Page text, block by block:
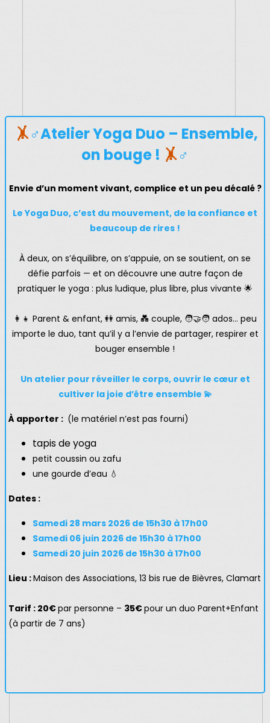
🤸♂️Atelier Yoga Duo – Ensemble,
on bouge ! 🤸♂️
Envie d’un moment vivant, complice et un peu décalé ?
Le Yoga Duo, c’est du mouvement, de la confiance et
beaucoup de rires !
À deux, on s’équilibre, on s’appuie, on se soutient, on se
défie parfois — et on découvre une autre façon de
pratiquer le yoga : plus ludique, plus libre, plus vivante 🌟
👩👧 Parent & enfant, 👭 amis, 💑 couple, 🧑🤝🧑 ados… peu
importe le duo, tant qu’il y a l’envie de partager, respirer et
bouger ensemble !
Un atelier pour réveiller le corps, ouvrir le cœur et
cultiver la joie d’être ensemble 💫
À apporter : (le matériel n’est pas fourni)
tapis de yoga
petit coussin ou zafu
une gourde d’eau 💧
Dates :
Samedi 28 mars 2026 de 15h30 à 17h00
Samedi 06 juin 2026 de 15h30 à 17h00
Samedi 20 juin 2026 de 15h30 à 17h00
Lieu :Maison des Associations, 13 bis rue de Bièvres, Clamart
Tarif : 20€par personne – 35€pour un duo Parent+Enfant
(à partir de 7 ans)